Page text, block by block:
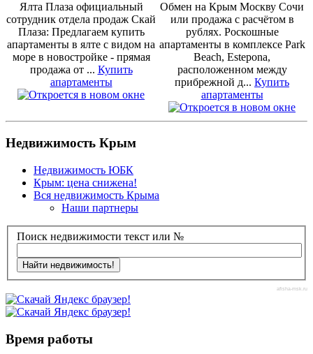
Ялта Плаза официальный
сотрудник отдела продаж Скай
Плаза: Предлагаем купить
апартаменты в ялте с видом на
море в новостройке - прямая
продажа от ... Купить
апартаменты
Обмен на Крым Москву Сочи
или продажа с расчётом в
рублях. Роскошные
апартаменты в комплексе Park
Beach, Estepona,
расположенном между
прибрежной д... Купить
апартаменты
Недвижимость Крым
Недвижимость ЮБК
Крым: цена снижена!
Вся недвижимость Крыма
Наши партнеры
Поиск недвижимости текст или №
afisha-msk.ru
Время работы